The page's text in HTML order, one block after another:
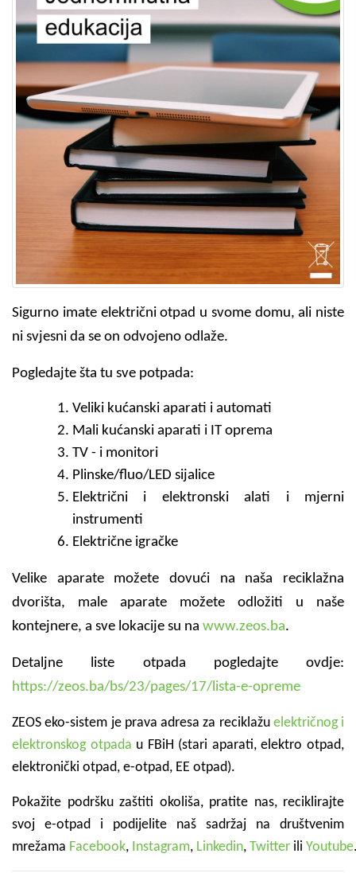
Sigurno imate električni otpad u svome domu, ali niste
ni svjesni da se on odvojeno odlaže.
Pogledajte šta tu sve potpada:
Veliki kućanski aparati i automati
Mali kućanski aparati i IT oprema
TV - i monitori
Plinske/fluo/LED sijalice
Električni i elektronski alati i mjerni
instrumenti
Električne igračke
Velike aparate možete dovući na naša reciklažna
dvorišta, male aparate možete odložiti u naše
kontejnere, a sve lokacije su na www.zeos.ba.
Detaljne liste otpada pogledajte ovdje:
https://zeos.ba/bs/23/pages/17/lista-e-opreme
ZEOS eko-sistem je prava adresa za reciklažu električnog i
elektronskog otpada u FBiH (stari aparati, elektro otpad,
elektronički otpad, e-otpad, EE otpad).
Pokažite podršku zaštiti okoliša, pratite nas, reciklirajte
svoj e-otpad i podijelite naš sadržaj na društvenim
mrežama Facebook, Instagram, Linkedin, Twitter ili Youtube